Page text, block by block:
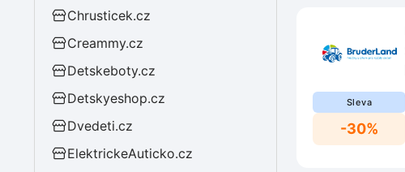
Chrusticek.cz
Creammy.cz
Detskeboty.cz
Detskyeshop.cz
Dvedeti.cz
ElektrickeAuticko.cz
Sleva
-30%